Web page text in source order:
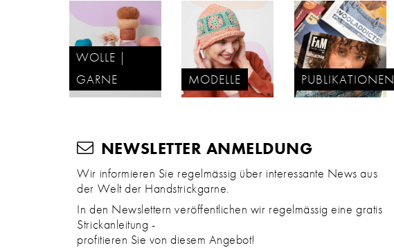
WOLLE |
GARNE
MODELLE PUBLIKATIONEN
NEWSLETTER ANMELDUNG
Wir informieren Sie regelmässig über interessante News aus
der Welt der Handstrickgarne.
In den Newslettern veröffentlichen wir regelmässig eine gratis
Strickanleitung -
profitieren Sie von diesem Angebot!